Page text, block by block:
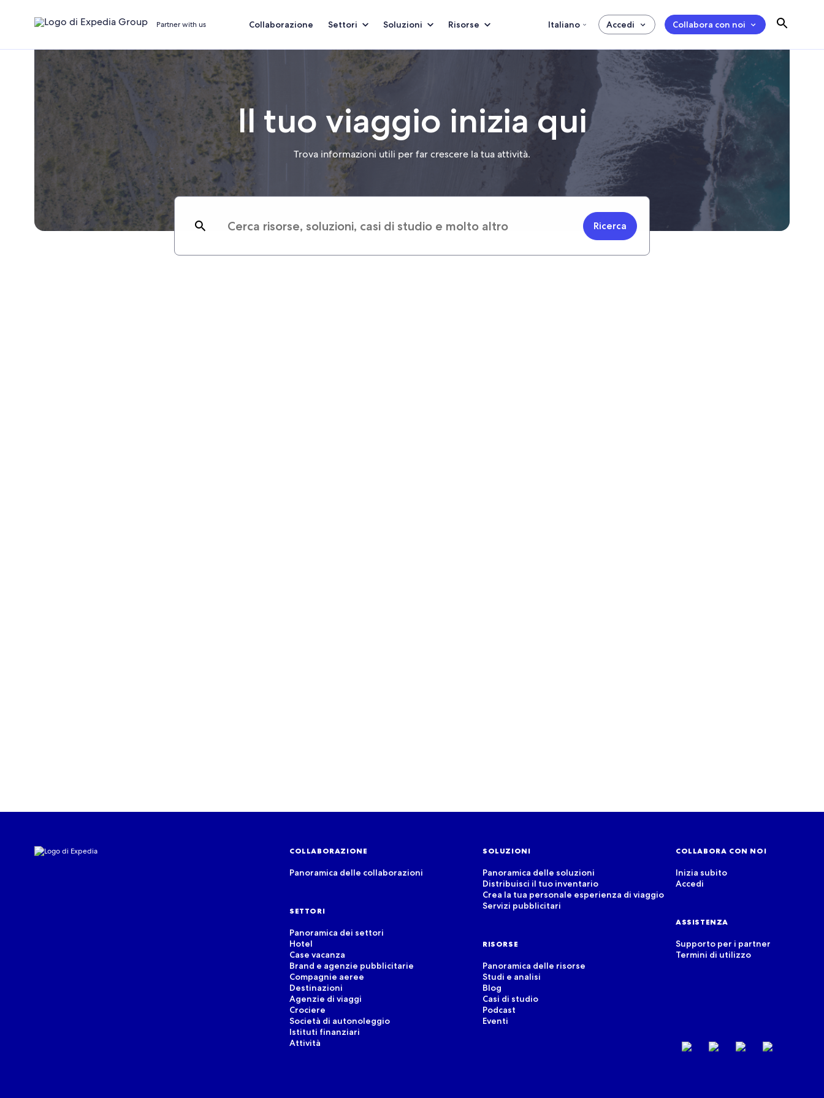
Partner with us Collaborazione Settori Soluzioni Risorse Italiano Accedi Collabora con noi
Il tuo viaggio inizia qui
Trova informazioni utili per far crescere la tua attività.
Search Ricerca
COLLABORAZIONE
Panoramica delle collaborazioni
SETTORI
Panoramica dei settori
Hotel
Case vacanza
Brand e agenzie pubblicitarie
Compagnie aeree
Destinazioni
Agenzie di viaggi
Crociere
Società di autonoleggio
Istituti finanziari
Attività
SOLUZIONI
Panoramica delle soluzioni
Distribuisci il tuo inventario
Crea la tua personale esperienza di viaggio
Servizi pubblicitari
RISORSE
Panoramica delle risorse
Studi e analisi
Blog
Casi di studio
Podcast
Eventi
COLLABORA CON NOI
Inizia subito
Accedi
ASSISTENZA
Supporto per i partner
Termini di utilizzo